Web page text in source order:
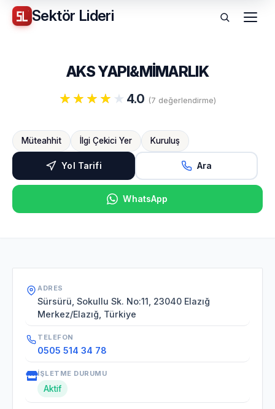
Sektör Lideri Menü
AKS YAPI&MİMARLIK
4.0 (7 değerlendirme)
Müteahhit İlgi Çekici Yer Kuruluş
Yol Tarifi Ara
WhatsApp
ADRES
Sürsürü, Sokullu Sk. No:11, 23040 Elazığ
Merkez/Elazığ, Türkiye
TELEFON
0505 514 34 78
İŞLETME DURUMU
Aktif